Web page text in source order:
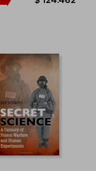
45%
dcto.